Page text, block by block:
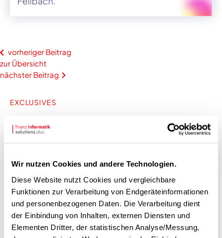
Wir nutzen Cookies und andere Technologien.
Diese Website nutzt Cookies und vergleichbare
Funktionen zur Verarbeitung von Endgeräteinformationen
und personenbezogenen Daten. Die Verarbeitung dient
der Einbindung von Inhalten, externen Diensten und
Elementen Dritter, der statistischen Analyse/Messung,
vorheriger Beitrag
zur Übersicht
nächster Beitrag
EXCLUSIVES
Aktuelles